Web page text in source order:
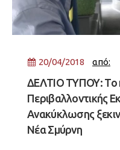
20/04/2018 από:
ΔΕΛΤΙΟ ΤΥΠΟΥ: Το
Περιβαλλοντικής
Ανακύκλωσης
Νέα Σμύρνη